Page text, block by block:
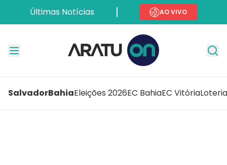
Últimas Notícias AO VIVO
SalvadorBahiaEleições 2026EC BahiaEC Vitória